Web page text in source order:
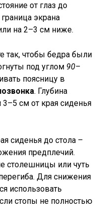
от глаз до
экрана
на 2–3 см ниже.
так, чтобы бедра были
под углом 90–
поясницу в
. Глубина
см от края сиденья
сиденья до стола –
предплечий.
столешницы или чуть
Для снижения
использовать
стопы не полностью